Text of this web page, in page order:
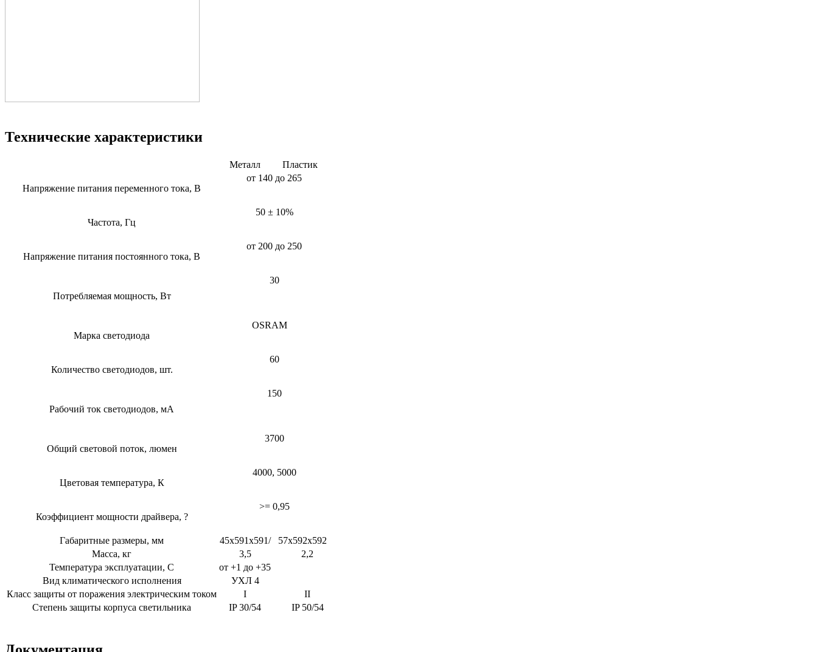
Технические характеристики
Металл Пластик
Напряжение питания переменного тока, В
от 140 до 265
Частота, Гц
50 ± 10%
Напряжение питания постоянного тока, В
от 200 до 250
Потребляемая мощность, Вт
30
Марка светодиода
OSRAM
Количество светодиодов, шт.
60
Рабочий ток светодиодов, мА
150
Общий световой поток, люмен
3700
Цветовая температура, К
4000, 5000
Коэффициент мощности драйвера, ?
>= 0,95
Габаритные размеры, мм 45x591x591/
57х592х592
Масса, кг
3,5
2,2
Температура эксплуатации, С
от +1 до +35
Вид климатического исполнения
УХЛ 4
Класс защиты от поражения электрическим током
I
II
Степень защиты корпуса светильника
IP 30/54 IP 50/54